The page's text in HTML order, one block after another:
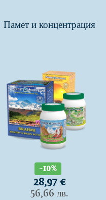
Памет и концентрация
-10%
28,97 €
56,66 лв.